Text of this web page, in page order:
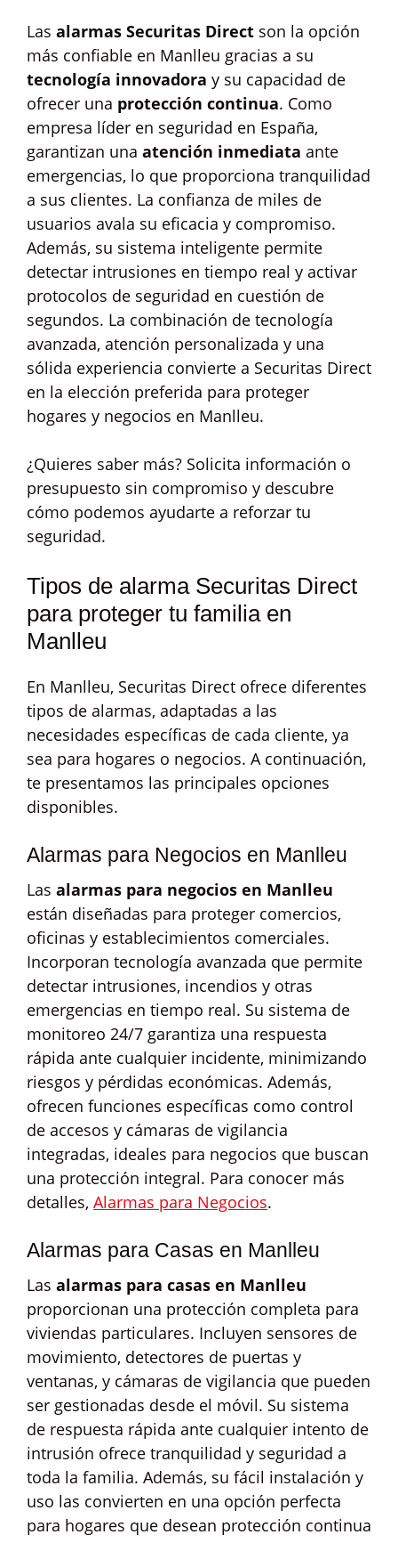
Las alarmas Securitas Direct son la opción
más confiable en Manlleu gracias a su
tecnología innovadora y su capacidad de
ofrecer una protección continua. Como
empresa líder en seguridad en España,
garantizan una atención inmediata ante
emergencias, lo que proporciona tranquilidad
a sus clientes. La confianza de miles de
usuarios avala su eficacia y compromiso.
Además, su sistema inteligente permite
detectar intrusiones en tiempo real y activar
protocolos de seguridad en cuestión de
segundos. La combinación de tecnología
avanzada, atención personalizada y una
sólida experiencia convierte a Securitas Direct
en la elección preferida para proteger
hogares y negocios en Manlleu.
¿Quieres saber más? Solicita información o
presupuesto sin compromiso y descubre
cómo podemos ayudarte a reforzar tu
seguridad.
Tipos de alarma Securitas Direct
para proteger tu familia en
Manlleu
En Manlleu, Securitas Direct ofrece diferentes
tipos de alarmas, adaptadas a las
necesidades específicas de cada cliente, ya
sea para hogares o negocios. A continuación,
te presentamos las principales opciones
disponibles.
Alarmas para Negocios en Manlleu
Las alarmas para negocios en Manlleu
están diseñadas para proteger comercios,
oficinas y establecimientos comerciales.
Incorporan tecnología avanzada que permite
detectar intrusiones, incendios y otras
emergencias en tiempo real. Su sistema de
monitoreo 24/7 garantiza una respuesta
rápida ante cualquier incidente, minimizando
riesgos y pérdidas económicas. Además,
ofrecen funciones específicas como control
de accesos y cámaras de vigilancia
integradas, ideales para negocios que buscan
una protección integral. Para conocer más
detalles, Alarmas para Negocios.
Alarmas para Casas en Manlleu
Las alarmas para casas en Manlleu
proporcionan una protección completa para
viviendas particulares. Incluyen sensores de
movimiento, detectores de puertas y
ventanas, y cámaras de vigilancia que pueden
ser gestionadas desde el móvil. Su sistema
de respuesta rápida ante cualquier intento de
intrusión ofrece tranquilidad y seguridad a
toda la familia. Además, su fácil instalación y
uso las convierten en una opción perfecta
para hogares que desean protección continua